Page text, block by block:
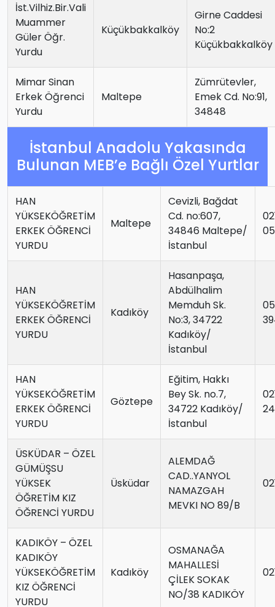
İst.Vilhiz.Bir.Vali
Muammer
Güler Öğr.
Yurdu
Küçükbakkalköy
Girne Caddesi
No:2
Küçükbakkalköy
Mimar Sinan
Erkek Öğrenci
Yurdu
Maltepe
Zümrütevler,
Emek Cd. No:91,
34848
İstanbul Anadolu Yakasında
Bulunan MEB’e Bağlı Özel Yurtlar
HAN
YÜKSEKÖĞRETİM
ERKEK ÖĞRENCİ
YURDU
Maltepe
Cevizli, Bağdat
Cd. no:607,
34846 Maltepe/
İstanbul
HAN
YÜKSEKÖĞRETİM
ERKEK ÖĞRENCİ
YURDU
Kadıköy
Hasanpaşa,
Abdülhalim
Memduh Sk.
No:3, 34722
Kadıköy/
İstanbul
HAN
YÜKSEKÖĞRETİM
ERKEK ÖĞRENCİ
YURDU
Göztepe
Eğitim, Hakkı
Bey Sk. no.7,
34722 Kadıköy/
İstanbul
ÜSKÜDAR – ÖZEL
GÜMÜŞSU
YÜKSEK
ÖĞRETİM KIZ
ÖĞRENCİ YURDU
Üsküdar
ALEMDAĞ
CAD..YANYOL
NAMAZGAH
MEVKI NO 89/B
KADIKÖY – ÖZEL
KADIKÖY
YÜKSEKÖĞRETİM
KIZ ÖĞRENCİ
YURDU
Kadıköy
OSMANAĞA
MAHALLESİ
ÇİLEK SOKAK
NO/38 KADIKÖY